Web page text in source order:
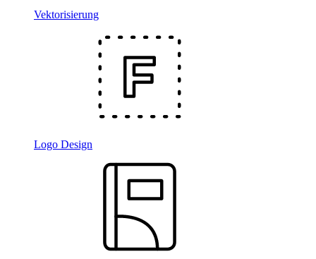
Vektorisierung
Logo Design